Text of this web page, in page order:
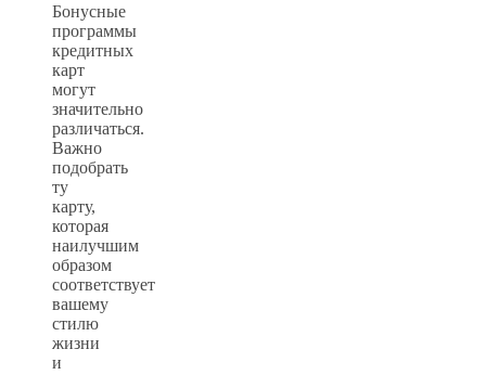
Бонусные
программы
кредитных
карт
могут
значительно
различаться.
Важно
подобрать
ту
карту,
которая
наилучшим
образом
соответствует
вашему
стилю
жизни
и